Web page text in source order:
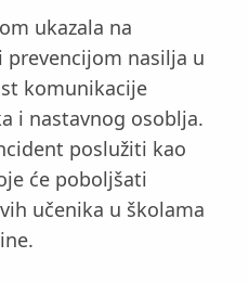
ukazala na
nasilja u
komunikacije
i nastavnog osoblja.
poslužiti kao
će poboljšati
učenika u školama